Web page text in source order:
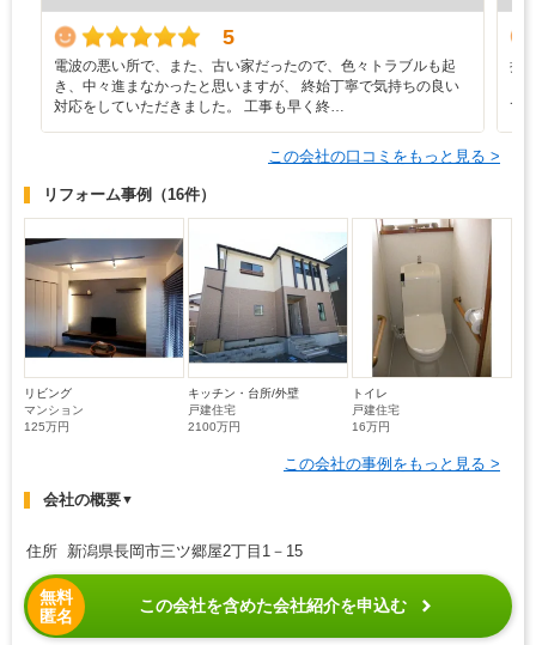
5
電波の悪い所で、また、古い家だったので、色々トラブルも起
き、中々進まなかったと思いますが、 終始丁寧で気持ちの良い
対応をしていただきました。 工事も早く終…
担
て
この会社の口コミをもっと見る >
リフォーム事例 （16件）
リビング
マンション
125万円
キッチン・台所/外壁
戸建住宅
2100万円
トイレ
戸建住宅
16万円
この会社の事例をもっと見る >
会社の概要▼
住所 新潟県長岡市三ツ郷屋2丁目1－15
無料
匿名
この会社を含めた会社紹介を申込む